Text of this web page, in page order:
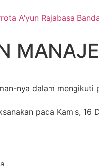
nya dalam
pada Kamis, 16